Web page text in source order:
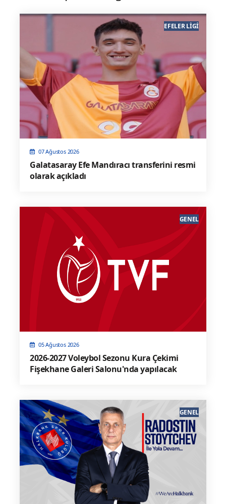
07 Ağustos 2026
Galatasaray Efe Mandıracı transferini resmi
olarak açıkladı
EFELER LIGI
05 Ağustos 2026
2026-2027 Voleybol Sezonu Kura Çekimi
Fişekhane Galeri Salonu'nda yapılacak
GENEL
GENEL